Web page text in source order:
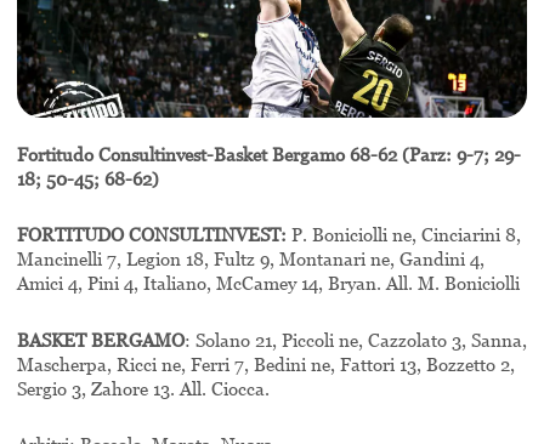
Fortitudo Consultinvest-Basket Bergamo 68-62 (Parz: 9-7; 29-
18; 50-45; 68-62)
FORTITUDO CONSULTINVEST: P. Boniciolli ne, Cinciarini 8,
Mancinelli 7, Legion 18, Fultz 9, Montanari ne, Gandini 4,
Amici 4, Pini 4, Italiano, McCamey 14, Bryan. All. M. Boniciolli
BASKET BERGAMO: Solano 21, Piccoli ne, Cazzolato 3, Sanna,
Mascherpa, Ricci ne, Ferri 7, Bedini ne, Fattori 13, Bozzetto 2,
Sergio 3, Zahore 13. All. Ciocca.